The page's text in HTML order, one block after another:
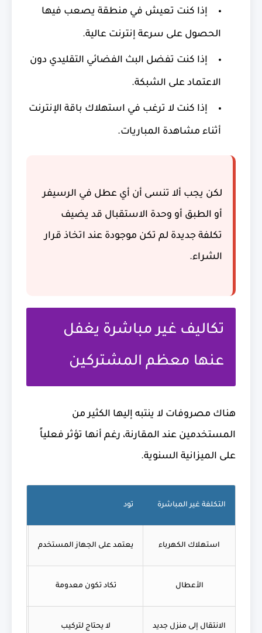
إذا كنت تعيش في منطقة يصعب فيها
الحصول على سرعة إنترنت عالية.
إذا كنت تفضل البث الفضائي التقليدي دون
الاعتماد على الشبكة.
إذا كنت لا ترغب في استهلاك باقة الإنترنت
أثناء مشاهدة المباريات.
لكن يجب ألا تنسى أن أي عطل في الرسيفر
أو الطبق أو وحدة الاستقبال قد يضيف
تكلفة جديدة لم تكن موجودة عند اتخاذ قرار
الشراء.
تكاليف غير مباشرة يغفل
عنها معظم المشتركين
هناك مصروفات لا ينتبه إليها الكثير من
المستخدمين عند المقارنة، رغم أنها تؤثر فعلياً
على الميزانية السنوية.
التكلفة غير المباشرة تود
استهلاك الكهرباء يعتمد على الجهاز المستخدم
الأعطال تكاد تكون معدومة
الانتقال إلى منزل جديد لا يحتاج لتركيب